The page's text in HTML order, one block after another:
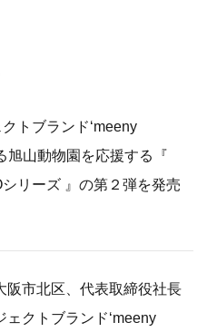
トブランド‘meeny
旭山動物園を応援する『
リーズ 』の第２弾を発売
市北区、代表取締役社長
クトブランド‘meeny